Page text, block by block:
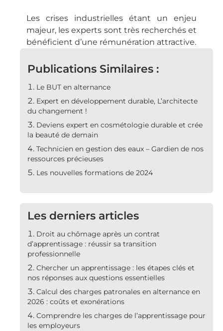
Les crises industrielles étant un enjeu
majeur, les experts sont très recherchés et
bénéficient d’une rémunération attractive.
Publications Similaires :
Le BUT en alternance
Expert en développement durable, L’architecte
du changement !
Deviens expert en cosmétologie durable et crée
la beauté de demain
Technicien en gestion des eaux – Gardien de nos
ressources précieuses
Les nouvelles formations de 2024
Les derniers articles
Droit au chômage après un contrat
d’apprentissage : réussir sa transition
professionnelle
Chercher un apprentissage : les étapes clés et
nos réponses aux questions essentielles
Calcul des charges patronales en alternance en
2026 : coûts et exonérations
Comprendre les charges de l’apprentissage pour
les employeurs